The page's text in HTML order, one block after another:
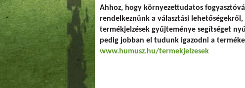
Ahhoz, hogy környezettudatos
rendelkeznünk a választási
termékjelzések gyűjteménye segítséget
pedig jobban el tudunk igazodni a
www.humusz.hu/termekjelzesek